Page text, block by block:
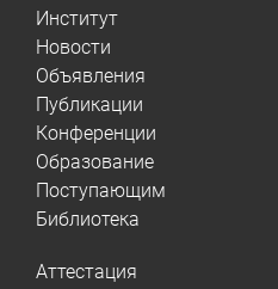
Институт
Новости
Объявления
Публикации
Конференции
Образование
Поступающим
Библиотека
Аттестация